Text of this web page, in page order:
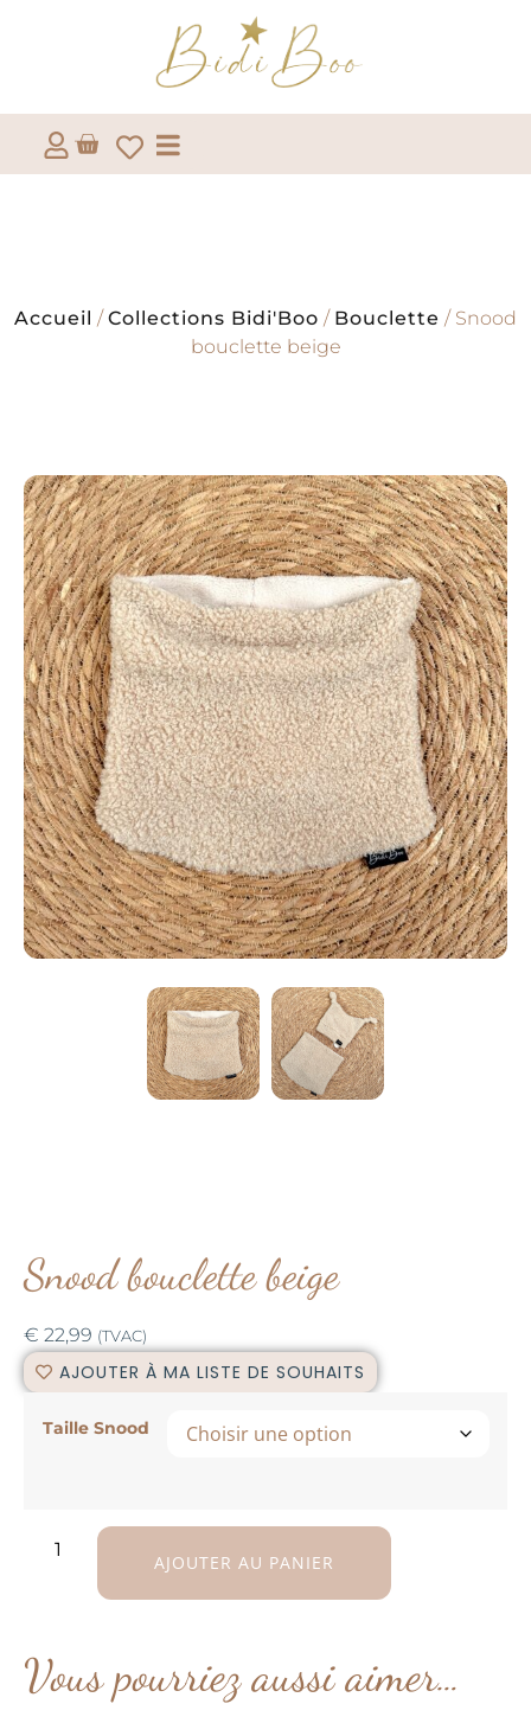
Accueil /Collections Bidi'Boo / Bouclette / Snood
bouclette beige
Snood bouclette beige
€ 22,99 (TVAC)
AJOUTER À MA LISTE DE SOUHAITS
Taille Snood
AJOUTER AU PANIER
Vous pourriez aussi aimer…